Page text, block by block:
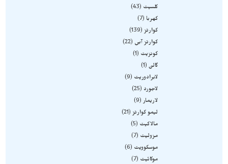
کلسیت
43
کهربا
7
کوارتز 139
کوارتز آبی
22
کونزیت
1
گالن 1
لابرادوریت
9
لاجورد
25
لاریمار 9
لیمو کوارتز 21
مالاکیت
5
مزولیت
7
موسکوویت
6
موکائیت
7